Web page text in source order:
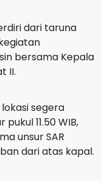
dari taruna
bersama Kepala
II.
segera
11.50 WIB,
unsur SAR
dari atas kapal.